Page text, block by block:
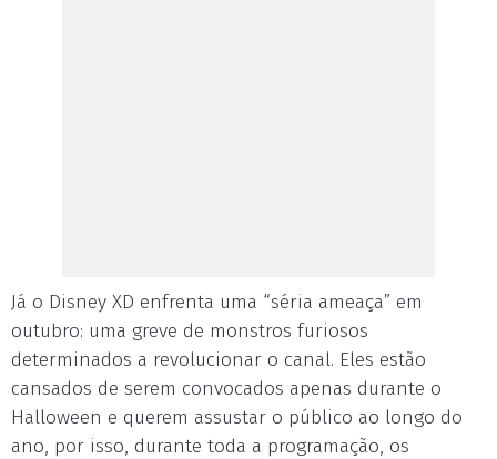
Já o Disney XD enfrenta uma “séria ameaça” em
outubro: uma greve de monstros furiosos
determinados a revolucionar o canal. Eles estão
cansados de serem convocados apenas durante o
Halloween e querem assustar o público ao longo do
ano, por isso, durante toda a programação, os